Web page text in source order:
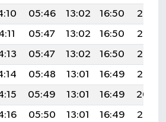
05:46 13:02 16:50
20:07
05:47 13:02 16:50
20:07
05:47 13:02 16:50
20:06
05:48 13:01 16:49
20:05
05:49 13:01 16:49
20:04
05:50 13:01 16:49
20:03